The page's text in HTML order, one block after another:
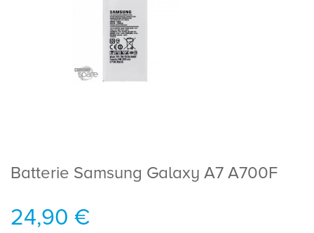
Batterie Samsung Galaxy A7 A700F
24,90 €